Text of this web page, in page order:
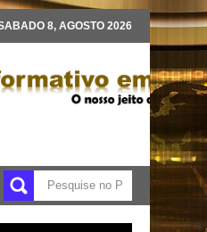
8, AGOSTO 2026